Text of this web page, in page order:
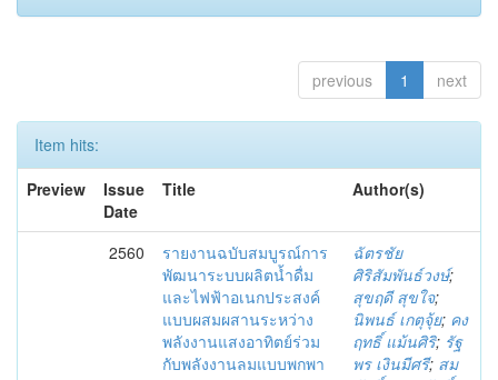
previous 1 next
Item hits:
Preview
Issue
Date
Title Author(s)
2560
รายงานฉบับสมบูรณ์การ
พัฒนาระบบผลิตน้ำดื่ม
และไฟฟ้าอเนกประสงค์
แบบผสมผสานระหว่าง
พลังงานแสงอาทิตย์ร่วม
กับพลังงานลมแบบพกพา
ฉัตรชัย
ศิริสัมพันธ์วงษ์;
สุขฤดี สุขใจ;
นิพนธ์ เกตุจุ้ย; คง
ฤทธิ์ แม้นศิริ; รัฐ
พร เงินมีศรี; สม